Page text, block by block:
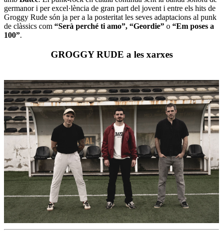
germanor i per excel·lència de gran part del jovent i entre els hits de
Groggy Rude són ja per a la posteritat les seves adaptacions al punk
de clàssics com “Serà perché ti amo”, “Geordie” o “Em poses a
100”.
GROGGY RUDE a les xarxes